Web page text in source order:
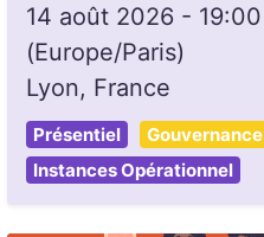
14 août 2026 - 19:00
(Europe/Paris)
Lyon, France
Présentiel
Gouvernance
Instances Opérationnel